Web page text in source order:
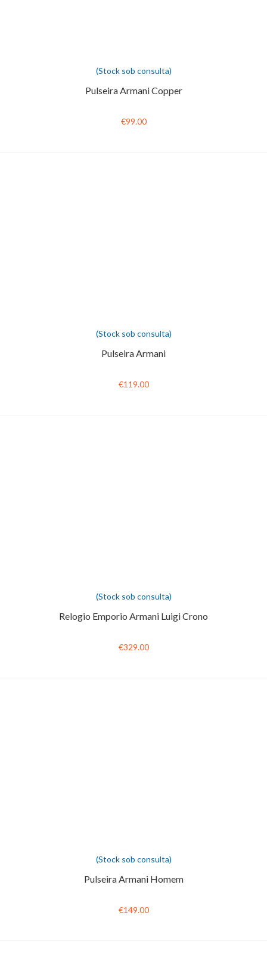
(Stock sob consulta)
Pulseira Armani Copper
€99.00
(Stock sob consulta)
Pulseira Armani
€119.00
(Stock sob consulta)
Relogio Emporio Armani Luigi Crono
€329.00
(Stock sob consulta)
Pulseira Armani Homem
€149.00